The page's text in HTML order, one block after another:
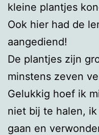
kleine plantjes
Ook hier had de
aangediend!
De plantjes zijn
minstens zeven
Gelukkig hoef ik
niet bij te halen,
gaan en